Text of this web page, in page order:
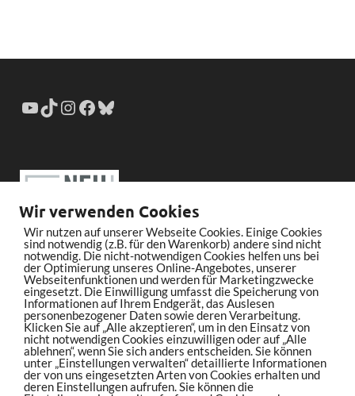
Wir verwenden Cookies
Wir nutzen auf unserer Webseite Cookies. Einige Cookies
sind notwendig (z.B. für den Warenkorb) andere sind nicht
notwendig. Die nicht-notwendigen Cookies helfen uns bei
der Optimierung unseres Online-Angebotes, unserer
Webseitenfunktionen und werden für Marketingzwecke
eingesetzt. Die Einwilligung umfasst die Speicherung von
Informationen auf Ihrem Endgerät, das Auslesen
personenbezogener Daten sowie deren Verarbeitung.
Klicken Sie auf „Alle akzeptieren“, um in den Einsatz von
nicht notwendigen Cookies einzuwilligen oder auf „Alle
ablehnen“, wenn Sie sich anders entscheiden. Sie können
unter „Einstellungen verwalten“ detaillierte Informationen
der von uns eingesetzten Arten von Cookies erhalten und
deren Einstellungen aufrufen. Sie können die